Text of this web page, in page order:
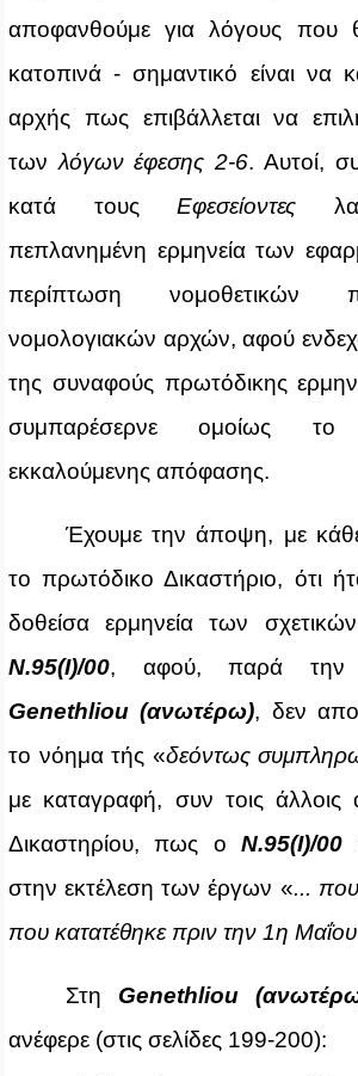
αποφανθούμε για λόγους που
κατοπινά - σημαντικό είναι να
αρχής πως επιβάλλεται να
των λόγων έφεσης 2-6. Αυτοί,
κατά τους Εφεσείοντες
πεπλανημένη ερμηνεία των
περίπτωση νομοθετικών
νομολογιακών αρχών, αφού
της συναφούς πρωτόδικης
συμπαρέσερνε ομοίως
εκκαλούμενης απόφασης.
Έχουμε την άποψη, με
το πρωτόδικο Δικαστήριο, ότι
δοθείσα ερμηνεία των
Ν.95(Ι)/00, αφού, παρά την
Genethliou (ανωτέρω), δεν
το νόημα τής «δεόντως
με καταγραφή, συν τοις
Δικαστηρίου, πως οΝ.95(Ι)/00
στην εκτέλεση των έργων «...
που κατατέθηκε πριν την 1η
Στη Genethliou
ανέφερε (στις σελίδες 199-200):